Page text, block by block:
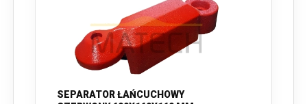
SEPARATOR ŁAŃCUCHOWY